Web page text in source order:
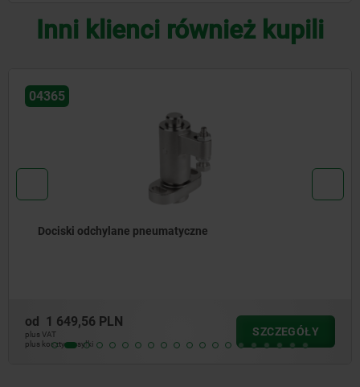
Inni klienci również kupili
SZCZEGÓŁY
Zacisk pływający z oddzielnym
4 467,98 PLN
plus koszty wysyłki